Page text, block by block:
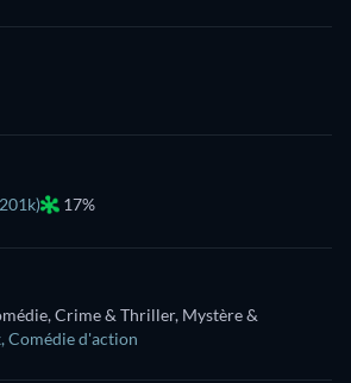
17%
Crime & Thriller, Mystère &
,Comédie d'action